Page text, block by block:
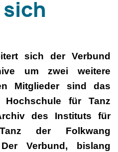
sich der Verbund
um zwei weitere
Mitglieder sind das
für Tanz
des Instituts für
der Folkwang
Verbund, bislang